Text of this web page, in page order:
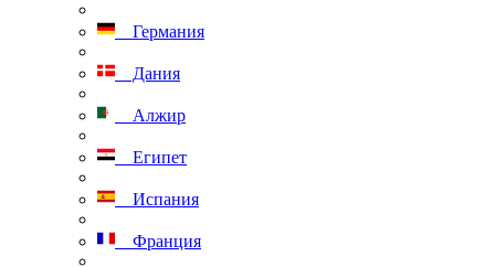
Германия
Дания
Алжир
Египет
Испания
Франция